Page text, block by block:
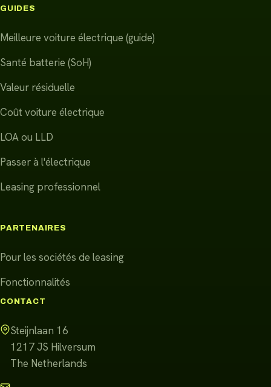
GUIDES
Meilleure voiture électrique (guide)
Santé batterie (SoH)
Valeur résiduelle
Coût voiture électrique
LOA ou LLD
Passer à l'électrique
Leasing professionnel
PARTENAIRES
Pour les sociétés de leasing
Fonctionnalités
CONTACT
Steijnlaan 16
1217 JS Hilversum
The Netherlands